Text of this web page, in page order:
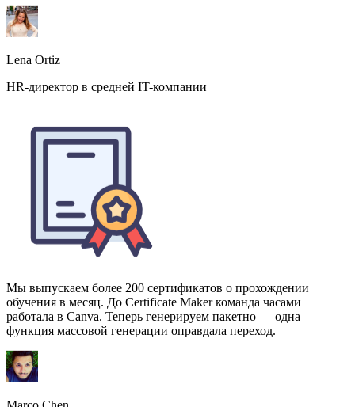
Мы выпускаем более 200 сертификатов о прохождении
обучения в месяц. До Certificate Maker команда часами
работала в Canva. Теперь генерируем пакетно — одна
функция массовой генерации оправдала переход.
Marco Chen
Менеджер по обучению, Fortune 500